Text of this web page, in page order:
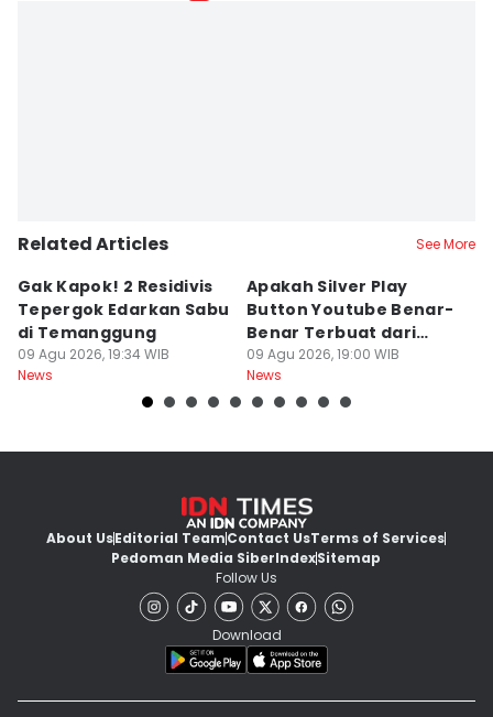
Related Articles See More
Gak Kapok! 2 Residivis
Tepergok Edarkan Sabu
di Temanggung
09 Agu 2026, 19:34 WIB
News
Apakah Silver Play
Button Youtube Benar-
Benar Terbuat dari
Perak Murni? Ini
Faktanya
09 Agu 2026, 19:00 WIB
News
About UsEditorial TeamContact UsTerms of Services
Pedoman Media SiberIndexSitemap
Follow Us
Download